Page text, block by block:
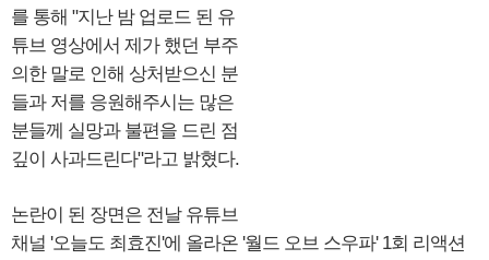
를 통해 "지난 밤 업로드 된 유
튜브 영상에서 제가 했던 부주
의한 말로 인해 상처받으신 분
들과 저를 응원해주시는 많은
분들께 실망과 불편을 드린 점
깊이 사과드린다"라고 밝혔다.
논란이 된 장면은 전날 유튜브
채널 '오늘도 최효진'에 올라온 '월드 오브 스우파' 1회 리액션